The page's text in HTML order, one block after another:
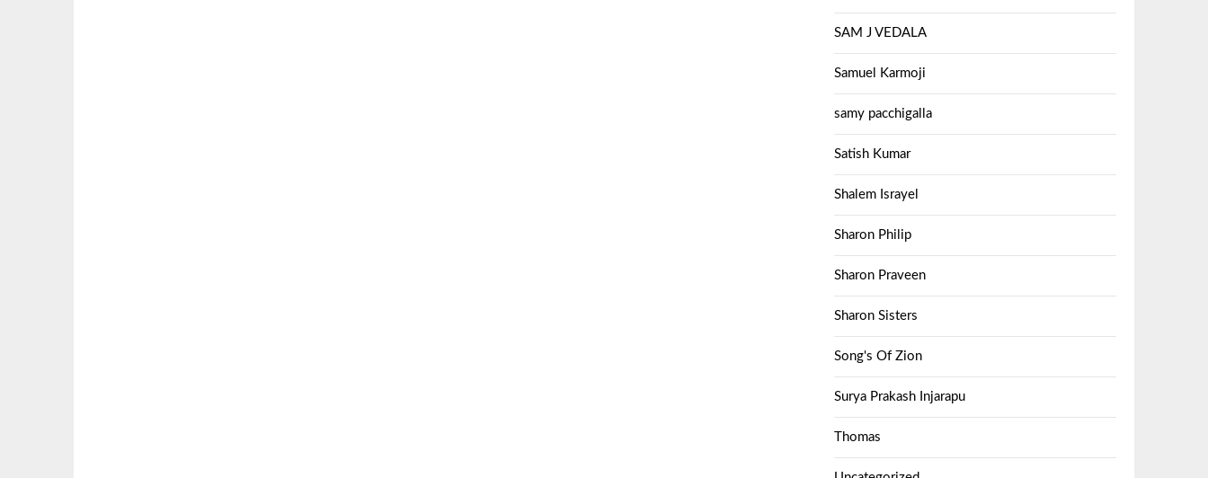
SAM J VEDALA
Samuel Karmoji
samy pacchigalla
Satish Kumar
Shalem Israyel
Sharon Philip
Sharon Praveen
Sharon Sisters
Song's Of Zion
Surya Prakash Injarapu
Thomas